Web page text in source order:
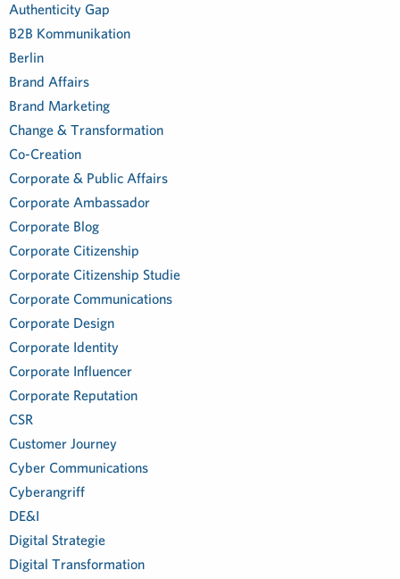
Authenticity Gap
B2B Kommunikation
Berlin
Brand Affairs
Brand Marketing
Change & Transformation
Co-Creation
Corporate & Public Affairs
Corporate Ambassador
Corporate Blog
Corporate Citizenship
Corporate Citizenship Studie
Corporate Communications
Corporate Design
Corporate Identity
Corporate Influencer
Corporate Reputation
CSR
Customer Journey
Cyber Communications
Cyberangriff
DE&I
Digital Strategie
Digital Transformation